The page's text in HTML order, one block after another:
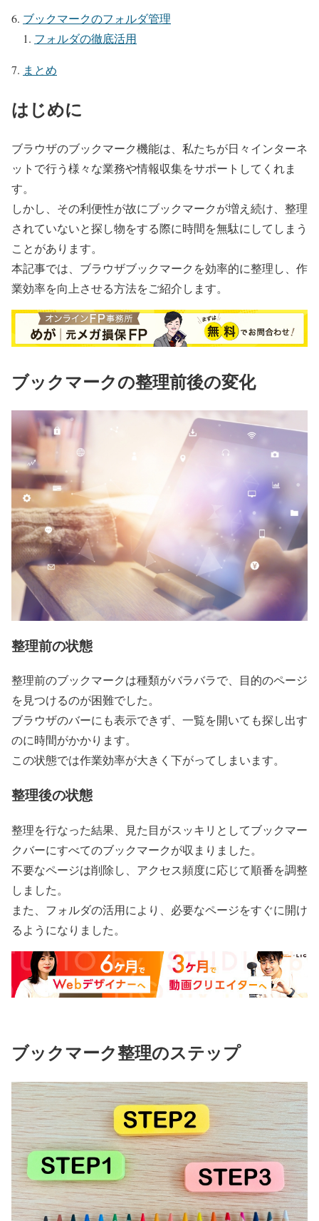
ブックマークのフォルダ管理
フォルダの徹底活用
まとめ
はじめに
ブラウザのブックマーク機能は、私たちが日々インターネ
ットで行う様々な業務や情報収集をサポートしてくれま
す。
しかし、その利便性が故にブックマークが増え続け、整理
されていないと探し物をする際に時間を無駄にしてしまう
ことがあります。
本記事では、ブラウザブックマークを効率的に整理し、作
業効率を向上させる方法をご紹介します。
ブックマークの整理前後の変化
整理前の状態
整理前のブックマークは種類がバラバラで、目的のページ
を見つけるのが困難でした。
ブラウザのバーにも表示できず、一覧を開いても探し出す
のに時間がかかります。
この状態では作業効率が大きく下がってしまいます。
整理後の状態
整理を行なった結果、見た目がスッキリとしてブックマー
クバーにすべてのブックマークが収まりました。
不要なページは削除し、アクセス頻度に応じて順番を調整
しました。
また、フォルダの活用により、必要なページをすぐに開け
るようになりました。
ブックマーク整理のステップ